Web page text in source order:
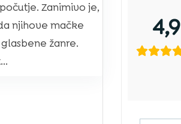
Zanimivo je,
njihove mačke
žanre.
4,9